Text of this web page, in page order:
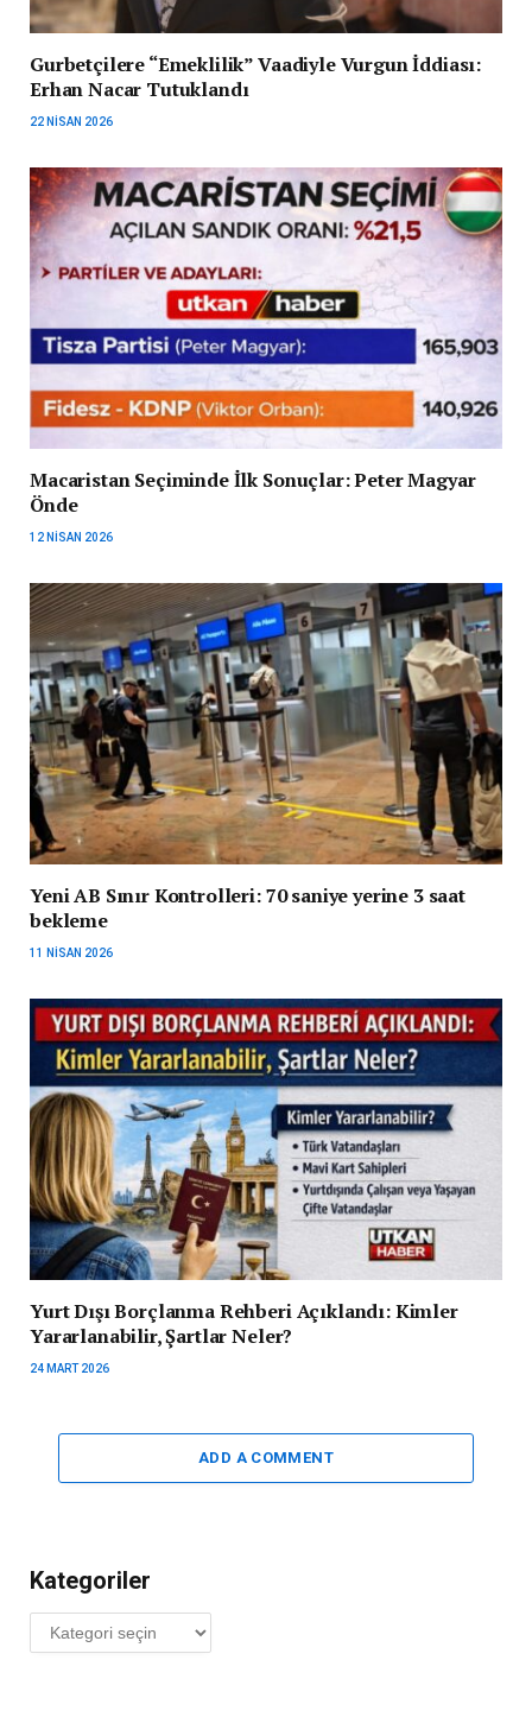
Gurbetçilere “Emeklilik” Vaadiyle Vurgun İddiası:
Erhan Nacar Tutuklandı
22 NISAN 2026
Macaristan Seçiminde İlk Sonuçlar: Peter Magyar
Önde
12 NISAN 2026
Yeni AB Sınır Kontrolleri: 70 saniye yerine 3 saat
bekleme
11 NISAN 2026
Yurt Dışı Borçlanma Rehberi Açıklandı: Kimler
Yararlanabilir, Şartlar Neler?
24 MART 2026
ADD A COMMENT
Kategoriler
Kategoriler